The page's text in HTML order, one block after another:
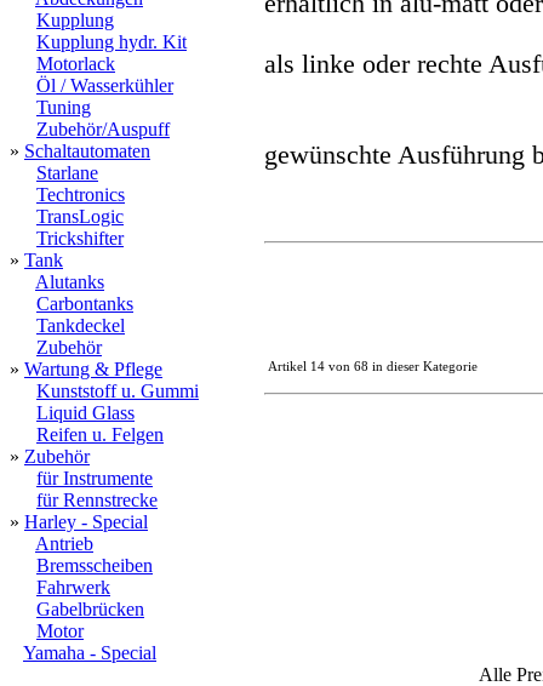
Kupplung
Kupplung hydr. Kit
Motorlack
Öl / Wasserkühler
Tuning
Zubehör/Auspuff
» Schaltautomaten
Starlane
Techtronics
TransLogic
Trickshifter
» Tank
Alutanks
Carbontanks
Tankdeckel
Zubehör
» Wartung & Pflege
Kunststoff u. Gummi
Liquid Glass
Reifen u. Felgen
» Zubehör
für Instrumente
für Rennstrecke
» Harley - Special
Antrieb
Bremsscheiben
Fahrwerk
Gabelbrücken
Motor
Yamaha - Special
als linke oder rechte
gewünschte Ausführung
Artikel 14 von 68 in dieser Kategorie
Alle